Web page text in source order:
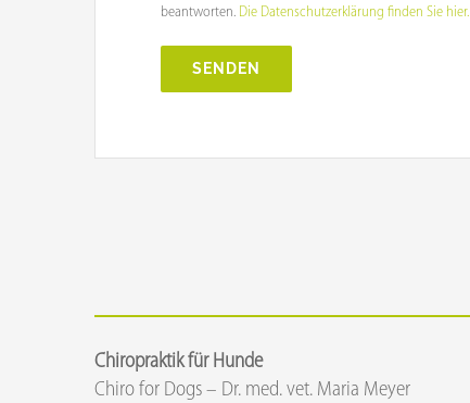
beantworten. Die Datenschutzerklärung finden Sie hier.
Chiropraktik für Hunde
Chiro for Dogs – Dr. med. vet. Maria Meyer